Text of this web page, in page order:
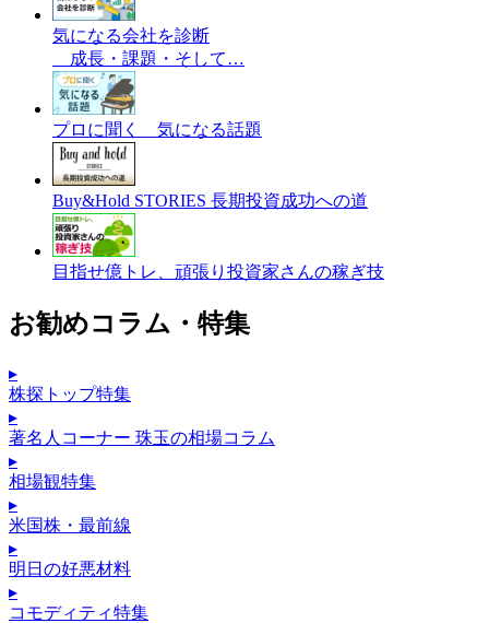
気になる会社を診断
成長・課題・そして…
プロに聞く 気になる話題
Buy&Hold STORIES 長期投資成功への道
目指せ億トレ、頑張り投資家さんの稼ぎ技
お勧めコラム・特集
▸
株探トップ特集
▸
著名人コーナー 珠玉の相場コラム
▸
相場観特集
▸
米国株・最前線
▸
明日の好悪材料
▸
コモディティ特集